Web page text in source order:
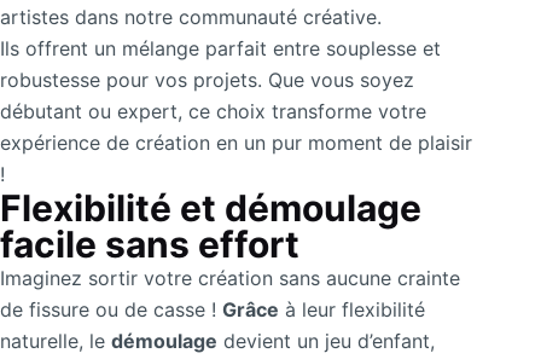
artistes dans notre communauté créative.
Ils offrent un mélange parfait entre souplesse et
robustesse pour vos projets. Que vous soyez
débutant ou expert, ce choix transforme votre
expérience de création en un pur moment de plaisir
!
Flexibilité et démoulage
facile sans effort
Imaginez sortir votre création sans aucune crainte
de fissure ou de casse ! Grâce à leur flexibilité
naturelle, le démoulage devient un jeu d’enfant,